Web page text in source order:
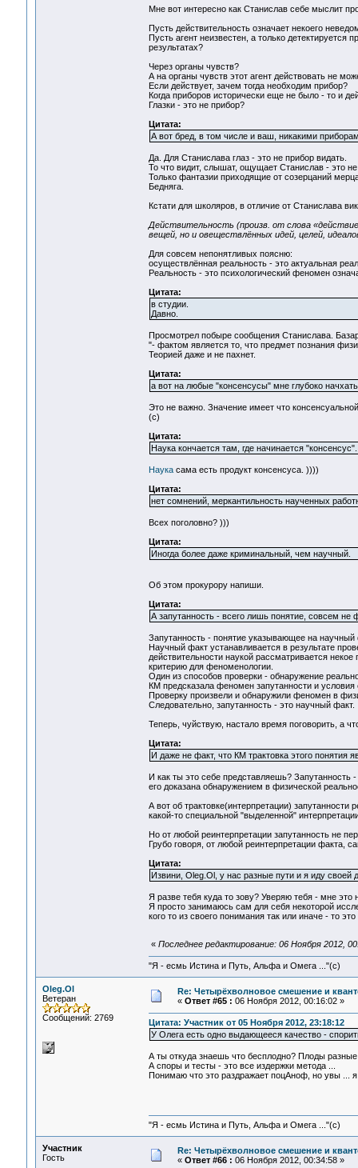
Мне вот интересно как Станислав себе мыслит
Пусть действительность означает некоего
Пусть агент неизвестен, а только
результатах?
Через органы чувств?
А на органы чувств этот агент действовать не
Если действует, зачем тогда необходим прибор?
Когда приборов исторически еще не было - то и
Глазки - это не прибор?
Цитата:
А вот бред, в том числе и ваш, никакими
Да. Для Станислава глаз - это не прибор видать.
То что видит, слышат, ощущает Станислав - это не
Только фантазии приходящие от созерцаний
Бедняга.
Кстати для школяров, в отличие от Станислава
Действительность (произв. от слова
вещей, но и овеществлённых идей, целей,
Для совсем непонятливых поясню:
осуществлённая реальность - это актуальная
Реальность - это психологический феномен
Цитата:
в студии.
Давно.
Просмотрел побыре сообщения Станислава.
"- фактом является то, что предмет познания
Теорией даже и не пахнет.
Цитата:
а вот на любые "консенсусы" мне глубоко
Это не важно. Значение имеет что
(с)
Цитата:
Наука кончается там, где начинается "консенсус".
Наукасама есть продукт консенсуса. ))))
Цитата:
нет сомнений, меркантильность наученных
Всех поголовно? )))
Цитата:
Иногда более даже криминальный, чем научный.
Об этом прокурору напиши.
Цитата:
А запутанность - всего лишь понятие, совсем не
Запутанность - понятие указывающее на
Научный факт устанавливается в результате
действительности наукой рассматривается
критерию для феноменологии.
Один из способов проверки - обнаружение
КМ предсказала феномен запутанности и условия
Проверку произвели и обнаружили феномен в
Следовательно, запутанность - это научный факт.
Теперь, чуйствую, настало время поговорить, а
Цитата:
И даже не факт, что КМ трактовка этого понятия
И как ты это себе представляешь? Запутанность
его доказана обнаружением в физической
А вот об трактовке(интерпретации)
какой-то специальной "выделенной"
Но от любой реинтерпретации запутанность не
Грубо говоря, от любой реинтерпретации факта,
Цитата:
Извини, Oleg.Ol, у нас разные пути и я иду своей
Я разве тебя куда то зову? Уверяю тебя - мне это
Я просто занимаюсь сам для себя некоторой
кого то из своего понимания так или иначе - то
« Последнее редактирование: 06 Ноября 2012,
"Я - есмь Истина и Путь, Альфа и Омега ..."(с)
Oleg.Ol
Ветеран
Сообщений: 2769
Re: Четырёхволновое смешение и
« Ответ #65 : 06 Ноября 2012, 00:16:02 »
Цитата: Участник от 05 Ноября 2012, 23:18:12
У Олега есть одно выдающееся качество -
А ты откуда знаешь что бесплодно? Плоды
А споры и тесты - это все издержки метода ...
Понимаю что это раздражает поцАноф, но увы ...
"Я - есмь Истина и Путь, Альфа и Омега ..."(с)
Участник
Гость
Re: Четырёхволновое смешение и
« Ответ #66 : 06 Ноября 2012, 00:34:58 »